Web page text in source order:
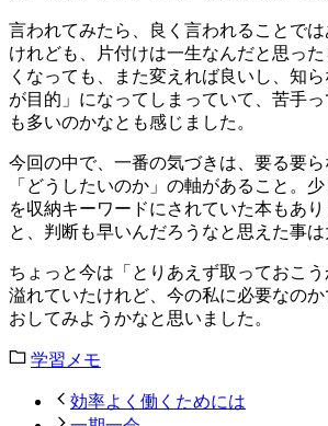
言われてみたら、良く言われることでは
けれども、片付けは一生なんだと思っ
くなっても、また変えれば良いし、知
が目的」になってしまっていて、苦手
も多いのかなとも感じました。
今回の中で、一番の気づきは、要る要ら
「どうしたいのか」の軸があること。
を収納キーワードにされていた本もあ
と、判断も早いんだろうなと思えた事は
ちょっと今は「とりあえず取っておこ
溢れていたけれど、今の私に必要なの
おしてみようかなと思いました。
学習メモ
効率よく働くためには